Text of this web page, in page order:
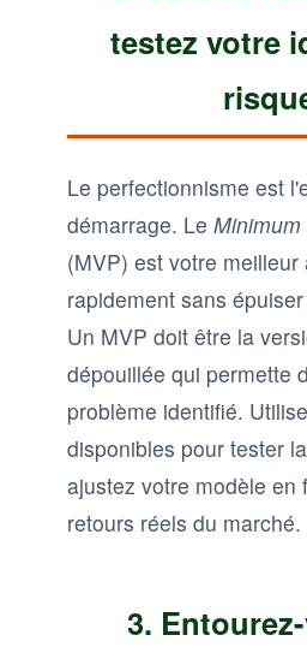
testez votre
Le perfectionnisme est
démarrage. Le
(MVP) est votre
rapidement sans
Un MVP doit être la
dépouillée qui permette
problème identifié.
disponibles pour tester
ajustez votre modèle en
retours réels du marché.
3.